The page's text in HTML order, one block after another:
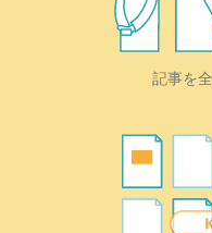
記事を